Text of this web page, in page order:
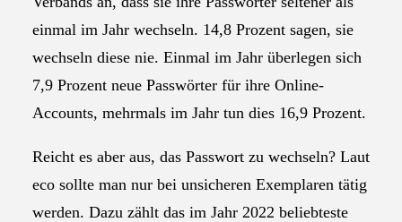
einmal im Jahr wechseln. 14,8 Prozent sagen, sie
wechseln diese nie. Einmal im Jahr überlegen sich
7,9 Prozent neue Passwörter für ihre Online-
Accounts, mehrmals im Jahr tun dies 16,9 Prozent.
Reicht es aber aus, das Passwort zu wechseln? Laut
eco sollte man nur bei unsicheren Exemplaren tätig
werden. Dazu zählt das im Jahr 2022 beliebteste